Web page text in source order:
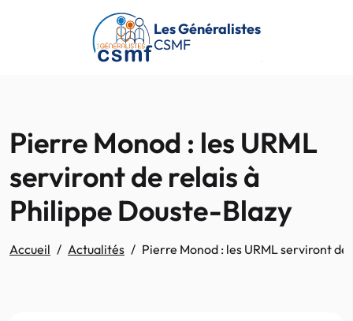
Passer au contenu principal
Les Généralistes
CSMF
Pierre Monod : les URML
serviront de relais à
Philippe Douste-Blazy
Accueil Actualités Pierre Monod : les URML serviront